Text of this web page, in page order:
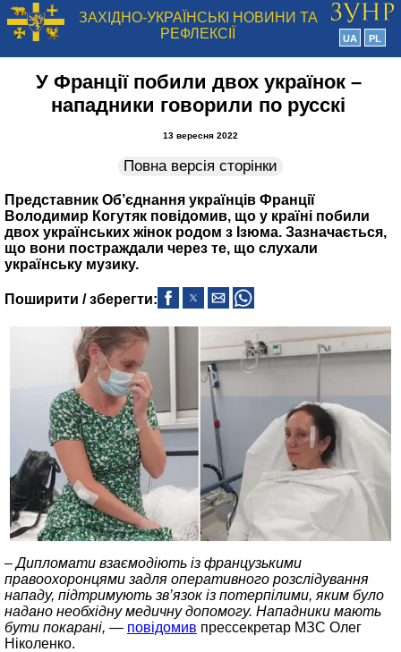
ЗАХІДНО-УКРАЇНСЬКІ НОВИНИ ТА
РЕФЛЕКСІЇ
UA PL
У Франції побили двох українок –
нападники говорили по русскі
13 вересня 2022
Повна версія сторінки
Представник Об’єднання українців Франції
Володимир Когутяк повідомив, що у країні побили
двох українських жінок родом з Ізюма. Зазначається,
що вони постраждали через те, що слухали
українську музику.
Поширити / зберегти:
– Дипломати взаємодіють із французькими
правоохоронцями задля оперативного розслідування
нападу, підтримують зв’язок із потерпілими, яким було
надано необхідну медичну допомогу. Нападники мають
бути покарані, — повідомив прессекретар МЗС Олег
Ніколенко.